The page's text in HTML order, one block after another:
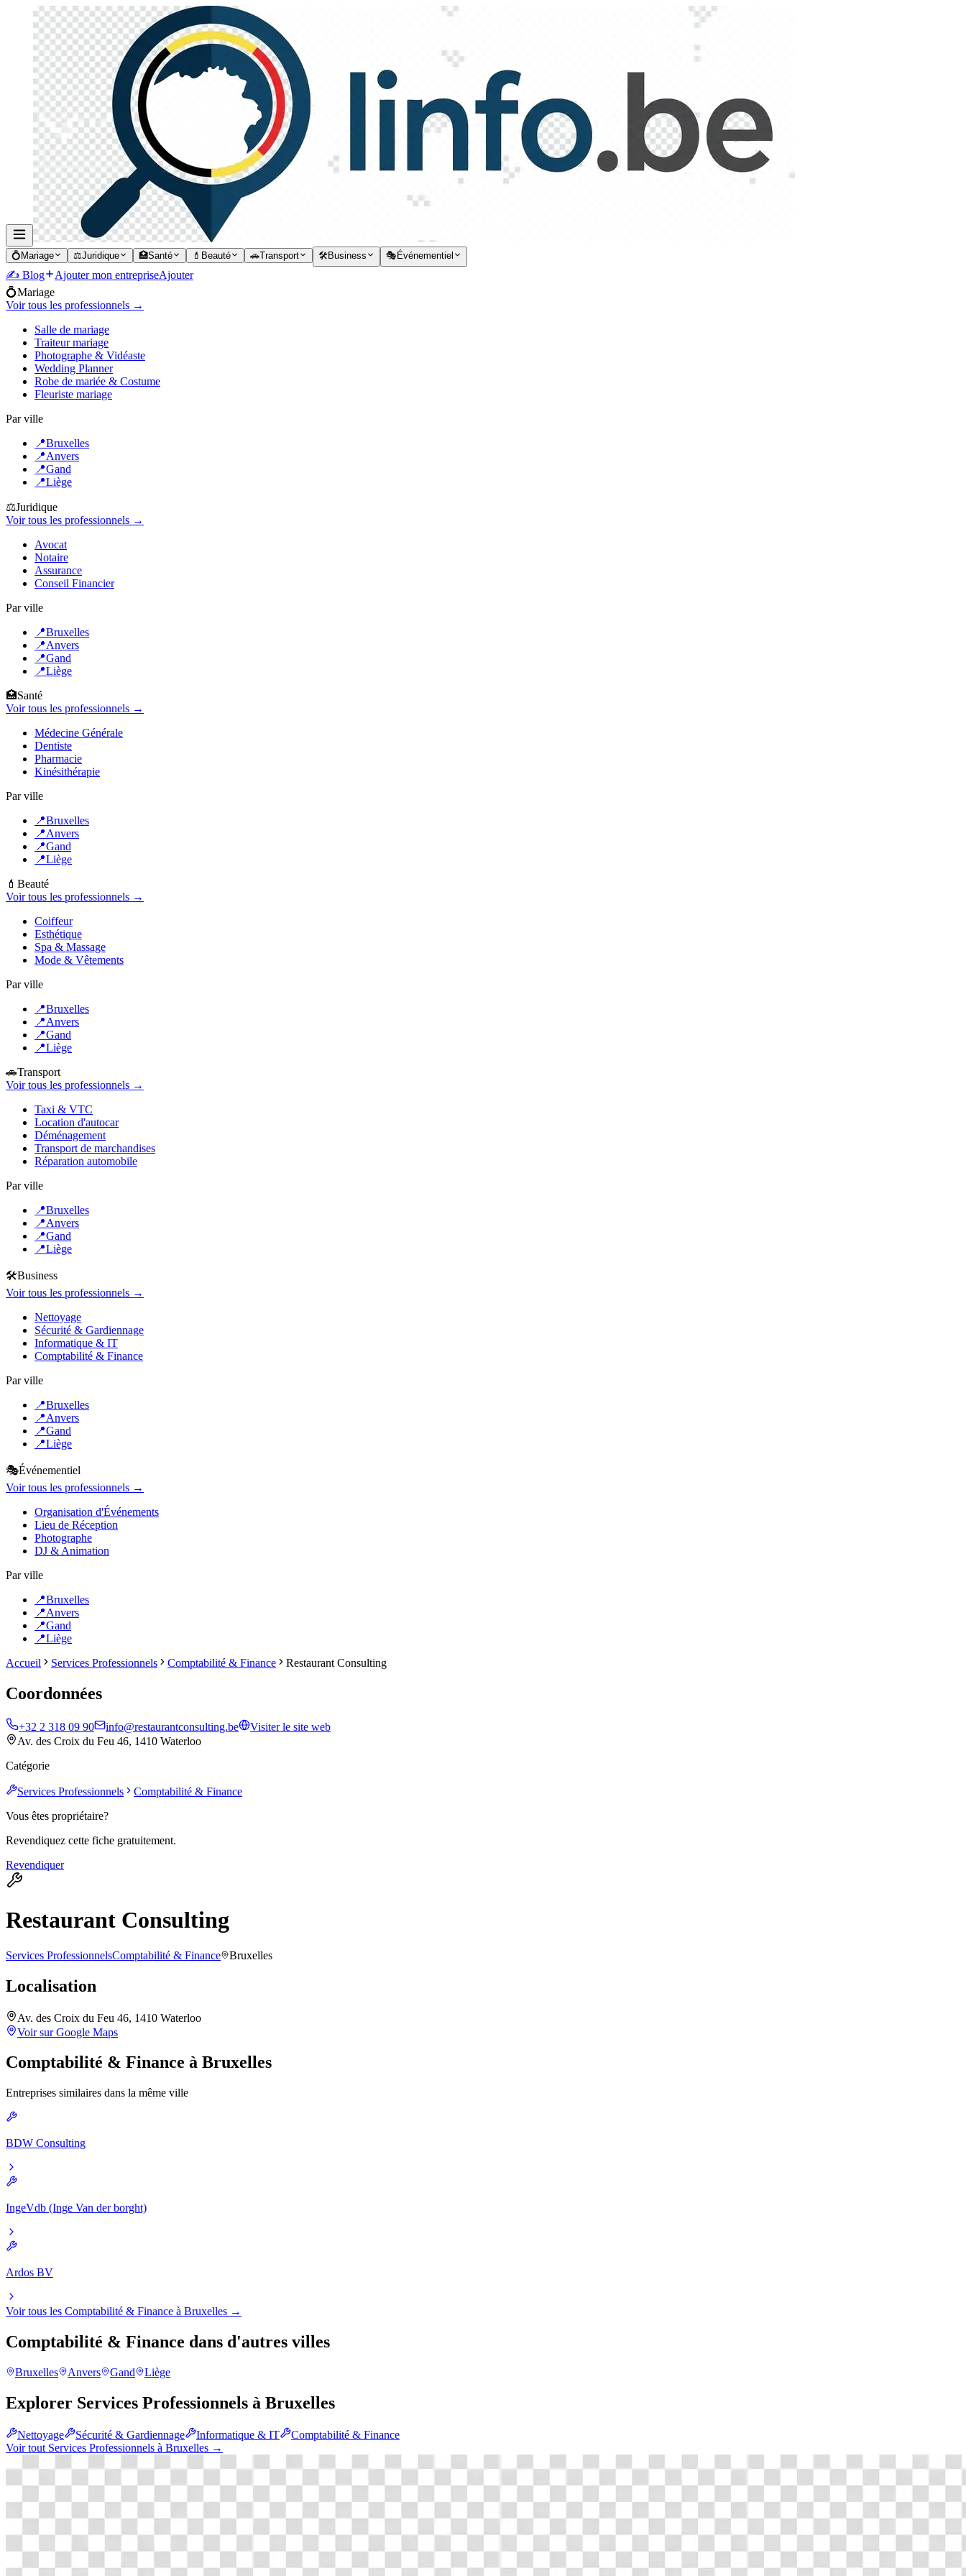
💍 Mariage ⚖️Juridique 🏥Santé 💄 Beauté 🚗Transport 🛠️Business 🎭 Événementiel
✍️ Blog Ajouter mon entrepriseAjouter
💍Mariage
Voir tous les professionnels →
Salle de mariage
Traiteur mariage
Photographe & Vidéaste
Wedding Planner
Robe de mariée & Costume
Fleuriste mariage
Par ville
📍Bruxelles
📍Anvers
📍Gand
📍Liège
⚖️Juridique
Voir tous les professionnels →
Avocat
Notaire
Assurance
Conseil Financier
Par ville
📍Bruxelles
📍Anvers
📍Gand
📍Liège
🏥Santé
Voir tous les professionnels →
Médecine Générale
Dentiste
Pharmacie
Kinésithérapie
Par ville
📍Bruxelles
📍Anvers
📍Gand
📍Liège
💄 Beauté
Voir tous les professionnels →
Coiffeur
Esthétique
Spa & Massage
Mode & Vêtements
Par ville
📍Bruxelles
📍Anvers
📍Gand
📍Liège
🚗Transport
Voir tous les professionnels →
Taxi & VTC
Location d'autocar
Déménagement
Transport de marchandises
Réparation automobile
Par ville
📍Bruxelles
📍Anvers
📍Gand
📍Liège
🛠️Business
Voir tous les professionnels →
Nettoyage
Sécurité & Gardiennage
Informatique & IT
Comptabilité & Finance
Par ville
📍Bruxelles
📍Anvers
📍Gand
📍Liège
🎭Événementiel
Voir tous les professionnels →
Organisation d'Événements
Lieu de Réception
Photographe
DJ & Animation
Par ville
📍Bruxelles
📍Anvers
📍Gand
📍Liège
Accueil
Services Professionnels Comptabilité & Finance Restaurant Consulting
Coordonnées
+32 2 318 09 90 info@restaurantconsulting.be
Visiter le site web
Av. des Croix du Feu 46, 1410 Waterloo
Catégorie
Services Professionnels
Comptabilité & Finance
Vous êtes propriétaire?
Revendiquez cette fiche gratuitement.
Revendiquer
Restaurant Consulting
Services ProfessionnelsComptabilité & Finance Bruxelles
Localisation
Av. des Croix du Feu 46, 1410 Waterloo
Voir sur Google Maps
Comptabilité & Finance à Bruxelles
Entreprises similaires dans la même ville
BDW Consulting
IngeVdb (Inge Van der borght)
Ardos BV
Voir tous les Comptabilité & Finance à Bruxelles →
Comptabilité & Finance dans d'autres villes
Bruxelles Anvers Gand Liège
Explorer Services Professionnels à Bruxelles
Nettoyage Sécurité & Gardiennage Informatique & IT
Comptabilité & Finance
Voir tout Services Professionnels à Bruxelles →